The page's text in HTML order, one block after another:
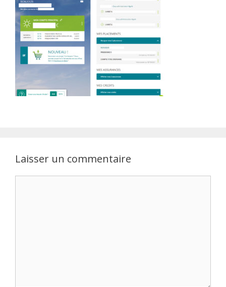
Laisser un commentaire